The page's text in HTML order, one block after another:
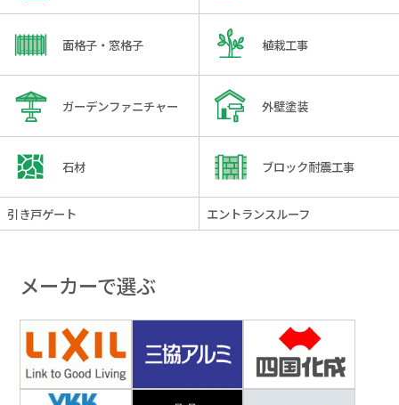
面格子・窓格子 植栽工事
ガーデンファニチャー 外壁塗装
石材 ブロック耐震工事
引き戸ゲート エントランスルーフ
メーカーで選ぶ